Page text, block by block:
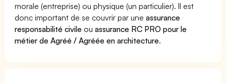
morale (entreprise) ou physique (un particulier). Il est
donc important de se couvrir par uneassurance
responsabilité civile ouassurance RC PRO pour le
métier de Agréé / Agréée en architecture.